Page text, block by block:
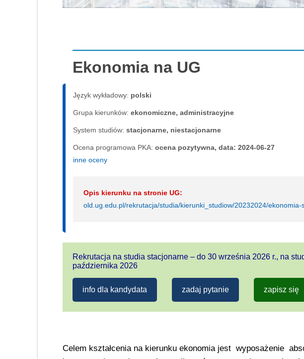
Ekonomia na UG
Język wykładowy: polski
Grupa kierunków: ekonomiczne, administracyjne
System studiów: sta­cjo­nar­ne, nie­sta­cjo­nar­ne
Ocena programowa PKA: ocena pozytywna, data: 2024-06-27
inne oceny
Opis kierunku na stronie UG:
old.ug.edu.pl/rekrutacja/studia/kierunki_studiow/20232024/ekonomia-
Rekrutacja na studia stacjonarne – do 30 września 2026 r., na
października 2026
info dla kandydata zadaj pytanie zapisz się
Celem kształcenia na kierunku ekonomia jest wyposażenie